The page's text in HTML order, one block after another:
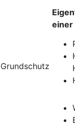
einer
Grundschutz